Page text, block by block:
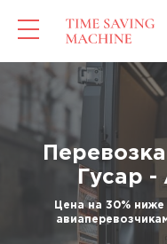
Гусар
Цена на 30% ниже